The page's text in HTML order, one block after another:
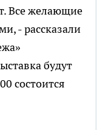
Все желающие
- рассказали
будут
состоится